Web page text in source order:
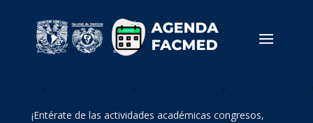
¡Entérate de las actividades académicas congresos,